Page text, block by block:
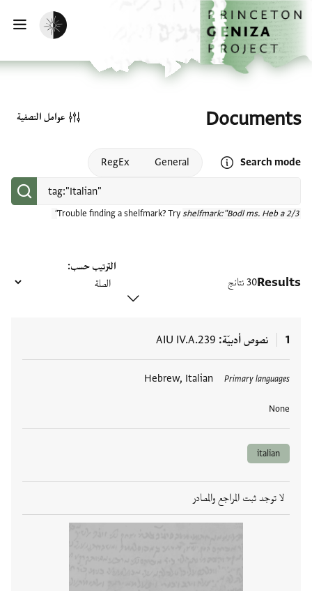
تخطي إلى المحتوى الرئيسي
الصفحة الرئيسية
تفعيل الوضع المظلم
Documents
Search mode
Open search mode help
General
RegEx
Trouble finding a shelfmark? Try shelfmark:"Bodl ms. Heb a 2/3"
عوامل التصفية
Results30 نتائج
الترتيب حسب
1 نصوص أدبيّة AIU IV.A.239
Primary languages
Hebrew, Italian
None
العلامات
italian
لا توجد ثبت المراجع والمصادر